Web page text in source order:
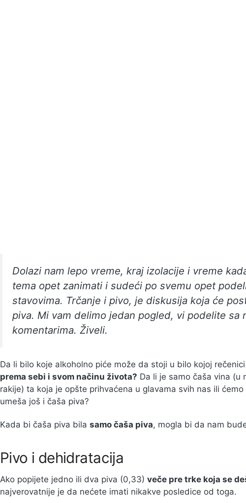
Dolazi nam lepo vreme, kraj izolacije i vreme
tema opet zanimati i sudeći po svemu opet
stavovima. Trčanje i pivo, je diskusija koja će
piva. Mi vam delimo jedan pogled, vi podelite sa
komentarima. Živeli.
Da li bilo koje alkoholno piće može da stoji u bilo kojoj
prema sebi i svom načinu života? Da li je samo čaša vina
rakije) ta koja je opšte prihvaćena u glavama svih nas ili
umeša još i čaša piva?
Kada bi čaša piva bila samo čaša piva, mogla bi da nam
Pivo i dehidratacija
Ako popijete jedno ili dva piva (0,33) veče pre trke koja se
najverovatnije je da nećete imati nikakve posledice od toga.